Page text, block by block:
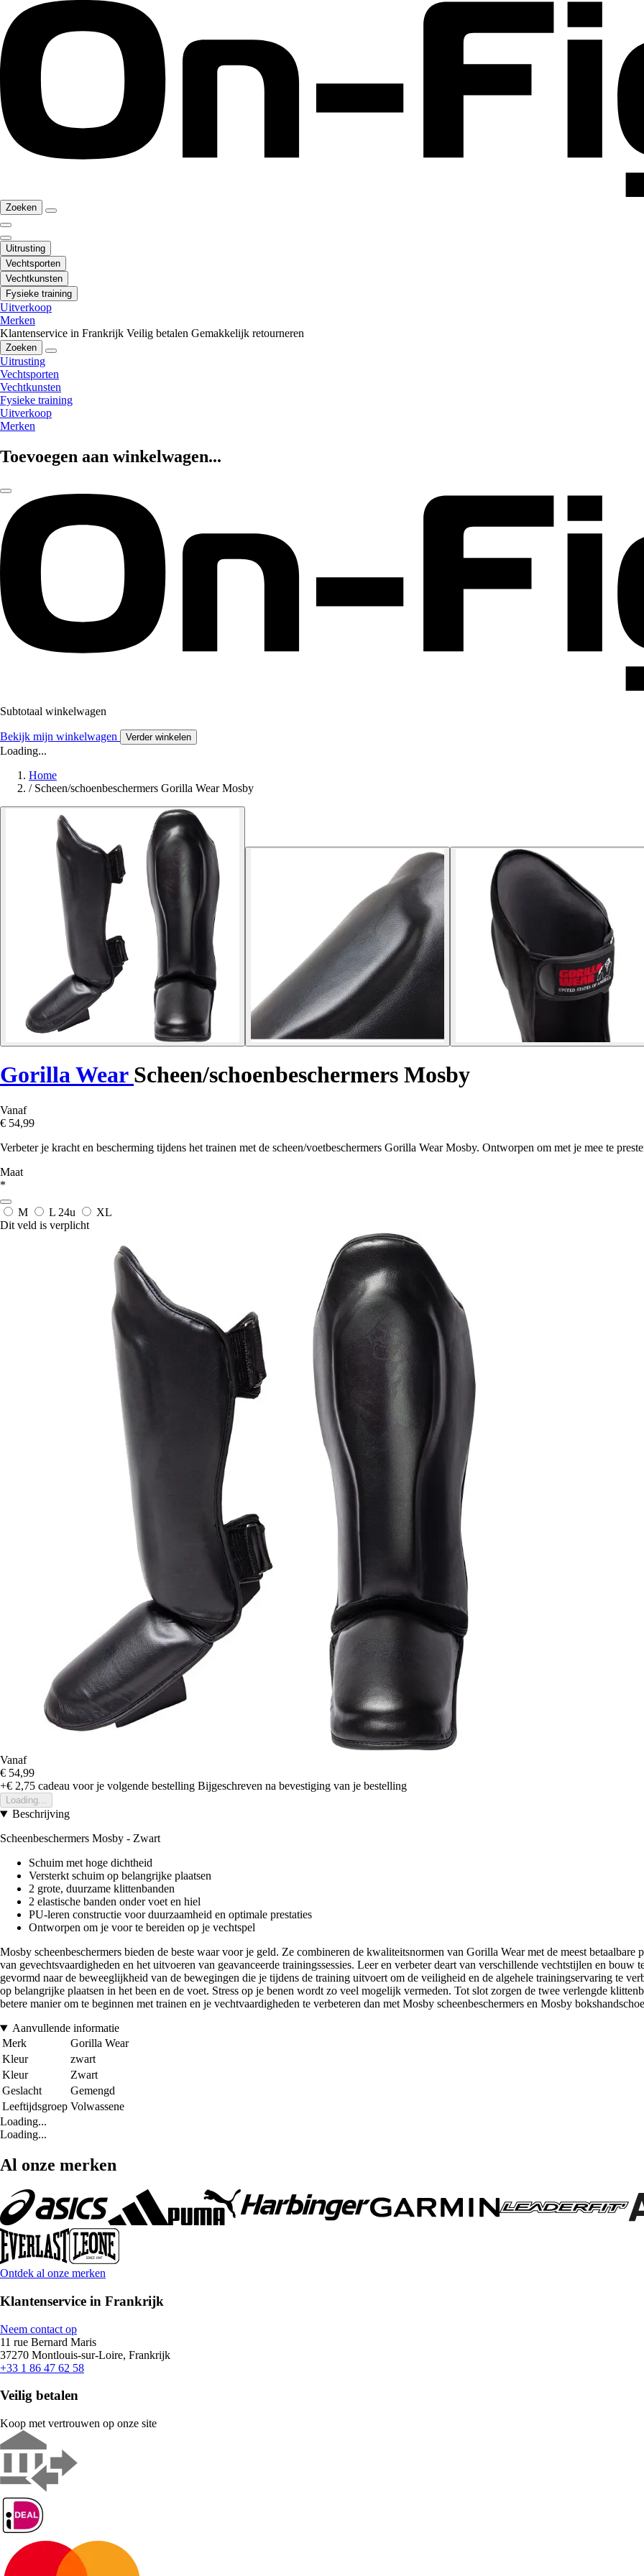
Zoeken
Uitrusting
Vechtsporten
Vechtkunsten
Fysieke training
Uitverkoop
Merken
Klantenservice in Frankrijk Veilig betalen Gemakkelijk retourneren
Zoeken
Uitrusting
Vechtsporten
Vechtkunsten
Fysieke training
Uitverkoop
Merken
Toevoegen aan winkelwagen...
Subtotaal winkelwagen
Bekijk mijn winkelwagen Verder winkelen
Loading...
Home
/ Scheen/schoenbeschermers Gorilla Wear Mosby
Gorilla Wear Scheen/schoenbeschermers Mosby
Vanaf
€ 54,99
Verbeter je kracht en bescherming tijdens het trainen met de scheen/voetbeschermers Gorilla Wear Mosby. Ontworpen om met je mee te
Maat
*
M L 24u
XL
Dit veld is verplicht
Vanaf
€ 54,99
+€ 2,75 cadeau voor je volgende bestelling Bijgeschreven na bevestiging van je bestelling
Loading...
Beschrijving
Scheenbeschermers Mosby - Zwart
Schuim met hoge dichtheid
Versterkt schuim op belangrijke plaatsen
2 grote, duurzame klittenbanden
2 elastische banden onder voet en hiel
PU-leren constructie voor duurzaamheid en optimale prestaties
Ontworpen om je voor te bereiden op je vechtspel
Mosby scheenbeschermers bieden de beste waar voor je geld. Ze combineren de kwaliteitsnormen van Gorilla Wear met de meest
van gevechtsvaardigheden en het uitvoeren van geavanceerde trainingssessies. Leer en verbeter deart van verschillende vechtstijlen en
gevormd naar de beweeglijkheid van de bewegingen die je tijdens de training uitvoert om de veiligheid en de algehele trainingservaring te
op belangrijke plaatsen in het been en de voet. Stress op je benen wordt zo veel mogelijk vermeden. Tot slot zorgen de twee verlengde
betere manier om te beginnen met trainen en je vechtvaardigheden te verbeteren dan met Mosby scheenbeschermers en Mosby
Aanvullende informatie
Merk
Gorilla Wear
Kleur
zwart
Kleur
Zwart
Geslacht
Gemengd
Leeftijdsgroep Volwassene
Loading...
Loading...
Al onze merken
Ontdek al onze merken
Klantenservice in Frankrijk
Neem contact op
11 rue Bernard Maris
37270 Montlouis-sur-Loire, Frankrijk
+33 1 86 47 62 58
Veilig betalen
Koop met vertrouwen op onze site